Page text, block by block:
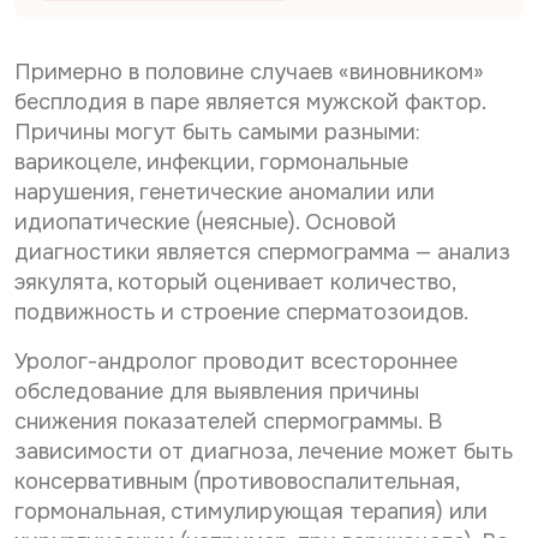
Примерно в половине случаев «виновником»
бесплодия в паре является мужской фактор.
Причины могут быть самыми разными:
варикоцеле, инфекции, гормональные
нарушения, генетические аномалии или
идиопатические (неясные). Основой
диагностики является спермограмма — анализ
эякулята, который оценивает количество,
подвижность и строение сперматозоидов.
Уролог-андролог проводит всестороннее
обследование для выявления причины
снижения показателей спермограммы. В
зависимости от диагноза, лечение может быть
консервативным (противовоспалительная,
гормональная, стимулирующая терапия) или
С
о
г
л
а
с
и
е
н
а
о
б
а
б
т
к
у
п
е
Даю согласие наобработку персональных
данных
С
о
л
а
с
и
е
н
р
а
с
ы
л
у
Даю согласие на получение информационной
рассылки
Отправить
г
л
а
с
и
е
н
а
о
б
а
о
т
к
у
п
е
р
с
Отправить
E-mail*
Дата выдачи направления*
Наименование направившего лечебного учреждения*
ФИО направившего врача, указанного в направлении*